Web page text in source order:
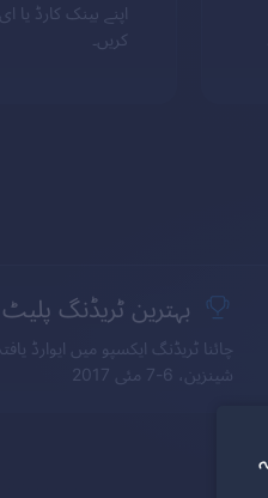
اپنے بینک کارڈ
کریں۔
بہترین ٹریڈنگ پلیٹ
چائنا ٹریڈنگ ایکسپو میں ایوارڈ
شینزین، 6-7 مئی 2017